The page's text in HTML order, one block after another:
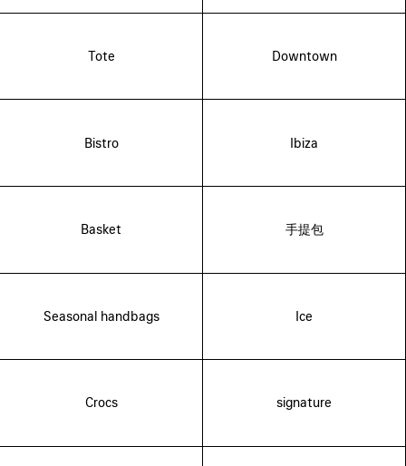
Tote Downtown
Bistro Ibiza
Basket 手提包
Seasonal handbags Ice
Crocs signature